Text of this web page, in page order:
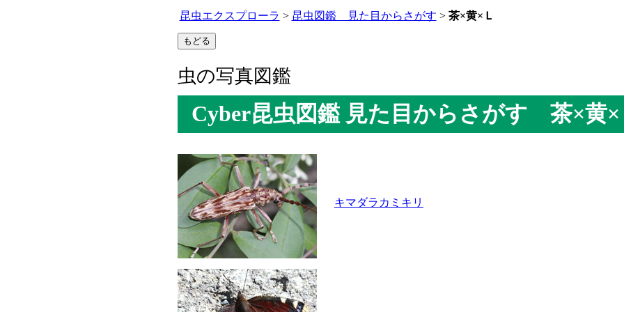
昆虫エクスプローラ > 昆虫図鑑 見た目からさがす > 茶×黄×Ｌ
虫の写真図鑑
Cyber昆虫図鑑 見た目からさがす 茶×黄×
キマダラカミキリ